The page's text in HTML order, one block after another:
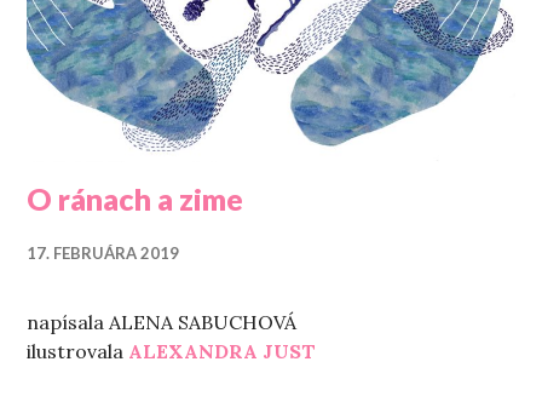
O ránach a zime
17. FEBRUÁRA 2019
napísala ALENA SABUCHOVÁ
ilustrovala ALEXANDRA JUST